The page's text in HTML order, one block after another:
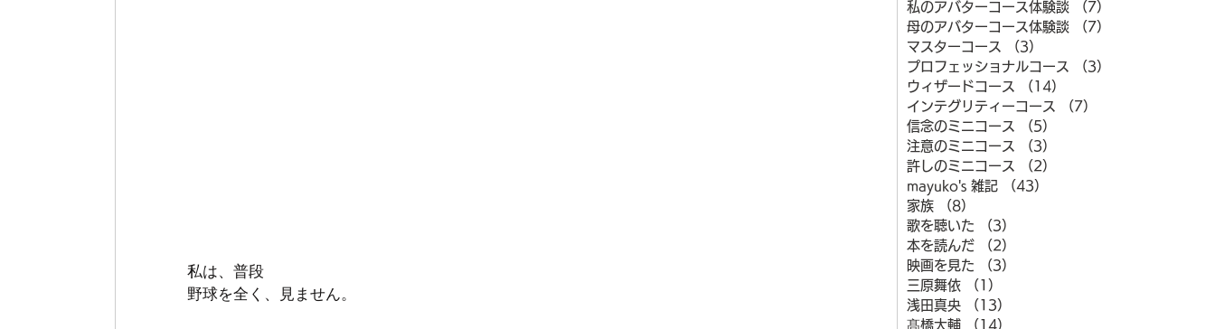
私は、普段
野球を全く、見ません。
私のアバターコース体験談
（7）
母のアバターコース体験談
（7）
マスターコース
（3）
プロフェッショナルコース
（3）
ウィザードコース
（14）
インテグリティーコース
（7）
信念のミニコース
（5）
注意のミニコース
（3）
許しのミニコース
（2）
mayuko's 雑記
（43）
家族
（8）
歌を聴いた
（3）
本を読んだ
（2）
映画を見た
（3）
三原舞依
（1）
浅田真央
（13）
髙橋大輔
（14）